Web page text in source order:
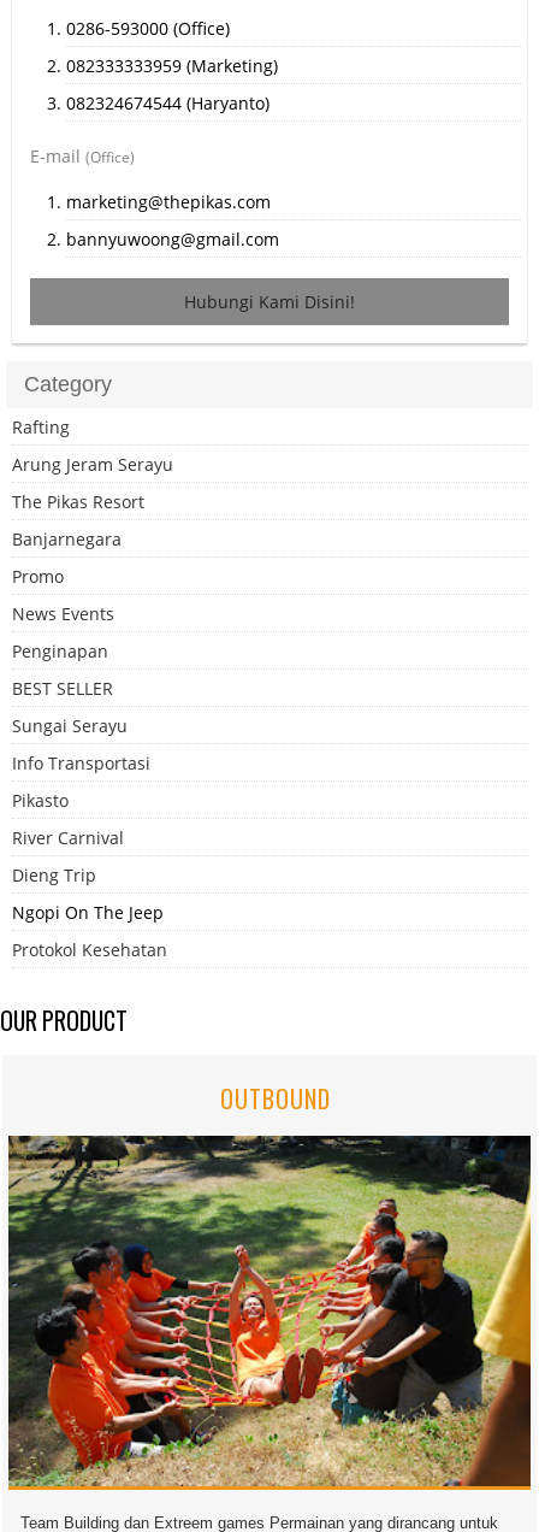
0286-593000 (Office)
082333333959 (Marketing)
082324674544 (Haryanto)
E-mail (Office)
marketing@thepikas.com
bannyuwoong@gmail.com
Hubungi Kami Disini!
Category
Rafting
Arung Jeram Serayu
The Pikas Resort
Banjarnegara
Promo
News Events
Penginapan
BEST SELLER
Sungai Serayu
Info Transportasi
Pikasto
River Carnival
Dieng Trip
Ngopi On The Jeep
Protokol Kesehatan
OUR PRODUCT
OUTBOUND
Team Building dan Extreem games Permainan yang dirancang untuk